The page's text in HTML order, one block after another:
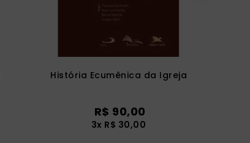
História Ecumênica da Igreja
R$ 90,00
3x R$ 30,00